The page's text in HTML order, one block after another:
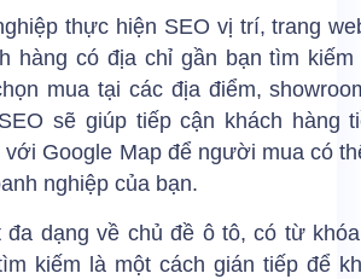
thực hiện SEO vị trí, trang
hàng có địa chỉ gần bạn tìm kiếm
mua tại các địa điểm,
sẽ giúp tiếp cận khách hàng
Google Map để người mua có
nghiệp của bạn.
đa dạng về chủ đề ô tô, có từ
kiếm là một cách gián tiếp để